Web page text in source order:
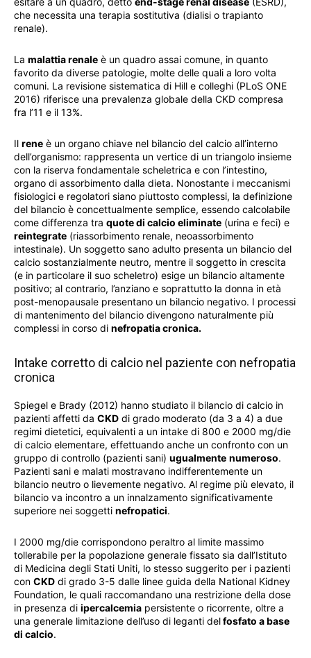
che necessita una terapia sostitutiva (dialisi o trapianto
renale).
La malattia renale è un quadro assai comune, in quanto
favorito da diverse patologie, molte delle quali a loro volta
comuni. La revisione sistematica di Hill e colleghi (PLoS ONE
2016) riferisce una prevalenza globale della CKD compresa
fra l’11 e il 13%.
Il rene è un organo chiave nel bilancio del calcio all’interno
dell’organismo: rappresenta un vertice di un triangolo insieme
con la riserva fondamentale scheletrica e con l’intestino,
organo di assorbimento dalla dieta. Nonostante i meccanismi
fisiologici e regolatori siano piuttosto complessi, la definizione
del bilancio è concettualmente semplice, essendo calcolabile
come differenza tra quote di calcio eliminate (urina e feci) e
reintegrate (riassorbimento renale, neoassorbimento
intestinale). Un soggetto sano adulto presenta un bilancio del
calcio sostanzialmente neutro, mentre il soggetto in crescita
(e in particolare il suo scheletro) esige un bilancio altamente
positivo; al contrario, l’anziano e soprattutto la donna in età
post-menopausale presentano un bilancio negativo. I processi
di mantenimento del bilancio divengono naturalmente più
complessi in corso di nefropatia cronica.
Intake corretto di calcio nel paziente con nefropatia
cronica
Spiegel e Brady (2012) hanno studiato il bilancio di calcio in
pazienti affetti da CKD di grado moderato (da 3 a 4) a due
regimi dietetici, equivalenti a un intake di 800 e 2000 mg/die
di calcio elementare, effettuando anche un confronto con un
gruppo di controllo (pazienti sani) ugualmente numeroso.
Pazienti sani e malati mostravano indifferentemente un
bilancio neutro o lievemente negativo. Al regime più elevato, il
bilancio va incontro a un innalzamento significativamente
superiore nei soggetti nefropatici.
I 2000 mg/die corrispondono peraltro al limite massimo
tollerabile per la popolazione generale fissato sia dall’Istituto
di Medicina degli Stati Uniti, lo stesso suggerito per i pazienti
con CKD di grado 3-5 dalle linee guida della National Kidney
Foundation, le quali raccomandano una restrizione della dose
in presenza di ipercalcemia persistente o ricorrente, oltre a
una generale limitazione dell’uso di leganti delfosfato a base
di calcio.